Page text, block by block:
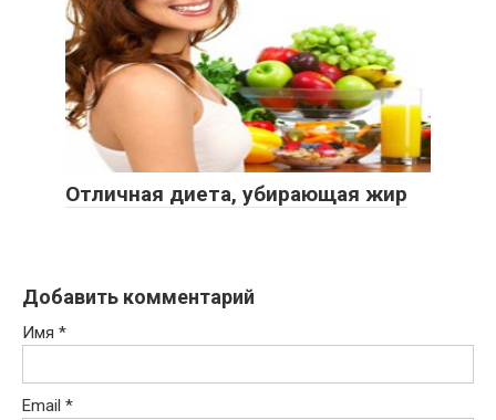
Отличная диета, убирающая жир
Добавить комментарий
Имя *
Email *